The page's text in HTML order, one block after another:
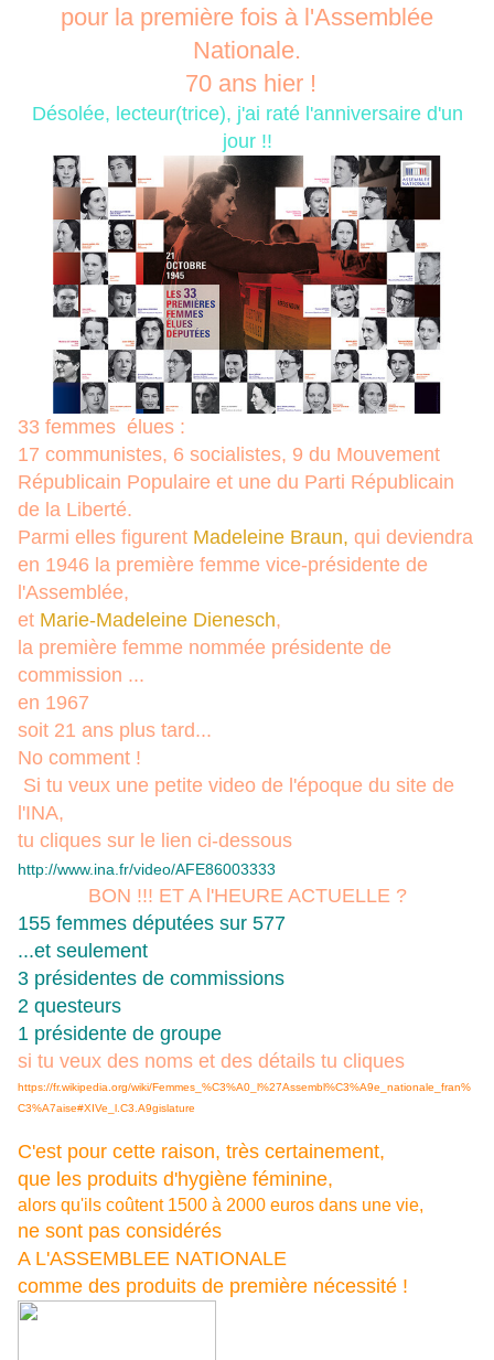
pour la première fois à l'Assemblée
Nationale.
70 ans hier !
Désolée, lecteur(trice), j'ai raté l'anniversaire d'un
jour !!
33 femmes élues :
17 communistes, 6 socialistes, 9 du Mouvement
Républicain Populaire et une du Parti Républicain
de la Liberté.
Parmi elles figurent Madeleine Braun, qui deviendra
en 1946 la première femme vice-présidente de
l'Assemblée,
et Marie-Madeleine Dienesch,
la première femme nommée présidente de
commission ...
en 1967
soit 21 ans plus tard...
No comment !
Si tu veux une petite video de l'époque du site de
l'INA,
tu cliques sur le lien ci-dessous
http://www.ina.fr/video/AFE86003333
BON !!! ET A l'HEURE ACTUELLE ?
155 femmes députées sur 577
...et seulement
3 présidentes de commissions
2 questeurs
1 présidente de groupe
si tu veux des noms et des détails tu cliques
https://fr.wikipedia.org/wiki/Femmes_%C3%A0_l%27Assembl%C3%A9e_nationale_fran%
C3%A7aise#XIVe_l.C3.A9gislature
C'est pour cette raison, très certainement,
que les produits d'hygiène féminine,
alors qu'ils coûtent 1500 à 2000 euros dans une vie,
ne sont pas considérés
A L'ASSEMBLEE NATIONALE
comme des produits de première nécessité !